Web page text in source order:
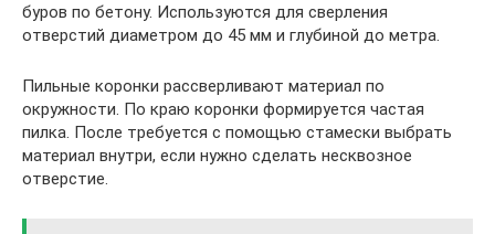
буров по бетону. Используются для сверления
отверстий диаметром до 45 мм и глубиной до метра.
Пильные коронки рассверливают материал по
окружности. По краю коронки формируется частая
пилка. После требуется с помощью стамески выбрать
материал внутри, если нужно сделать несквозное
отверстие.